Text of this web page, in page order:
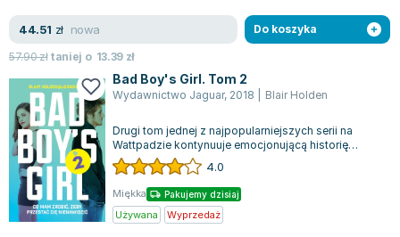
44.51 zł nowa
57.90złtaniej o 13.39 zł
Do koszyka
Bad Boy's Girl. Tom 2
Wydawnictwo Jaguar, 2018 Blair Holden
Drugi tom jednej z najpopularniejszych serii na
Wattpadzie kontynuuje emocjonującą historię
Tessa O'Connell, która właśnie zaczyna...
4.0
Miękka Pakujemy dzisiaj
Używana Wyprzedaż